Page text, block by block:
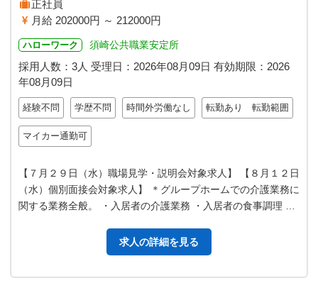
正社員
月給 202000円 ～ 212000円
ハローワーク 須崎公共職業安定所
採用人数：3人 受理日： 2026年08月09日 有効期限： 2026
年08月09日
経験不問 学歴不問 時間外労働なし 転勤あり 転勤範囲
マイカー通勤可
【７月２９日（水）職場見学・説明会対象求人】 【８月１２日
（水）個別面接会対象求人】 ＊グループホームでの介護業務に
関する業務全般。 ・入居者の介護業務 ・入居者の食事調理 ・
求人の詳細を見る